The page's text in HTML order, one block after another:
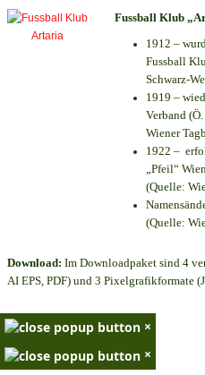
Fussball Klub
1912 –
Fussball
Schwarz-
1919 –
Verband
Wiener
1922 –
„Pfeil“
(Quelle:
(Quelle:
Download: Im Downloadpaket sind 4
AI EPS, PDF) und 3 Pixelgrafikformate
×
×